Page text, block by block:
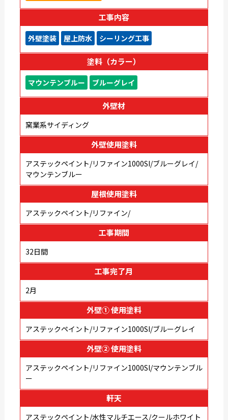
工事内容
外壁塗装 屋上防水 シーリング工事
塗料（カラー）
マウンテンブルー ブルーグレイ
外壁材
窯業系サイディング
外壁使用塗料
アステックペイント/リファイン1000SI/ブルーグレイ/
マウンテンブルー
屋根使用塗料
アステックペイント/リファイン/
工事期間
32日間
工事完了月
2月
外壁① 使用塗料
アステックペイント/リファイン1000SI/ブルーグレイ
外壁② 使用塗料
アステックペイント/リファイン1000Sl/マウンテンブル
ー
軒天
アステックペイント/水性マルチエース/クールホワイト